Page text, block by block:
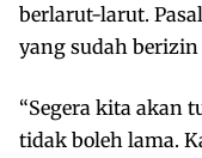
berlarut-larut.
yang sudah
“Segera kita akan
tidak boleh lama.